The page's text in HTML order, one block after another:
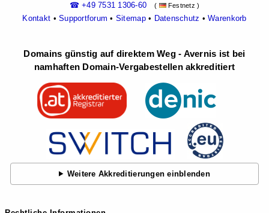
☎ +49 7531 1306-60 ( Festnetz )
Kontakt •Supportforum • Sitemap• Datenschutz •Warenkorb
Domains günstig auf direktem Weg - Avernis ist bei
namhaften Domain-Vergabestellen akkreditiert
Weitere Akkreditierungen einblenden